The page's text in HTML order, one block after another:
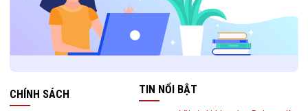
CHÍNH SÁCH TIN NỔI BẬT